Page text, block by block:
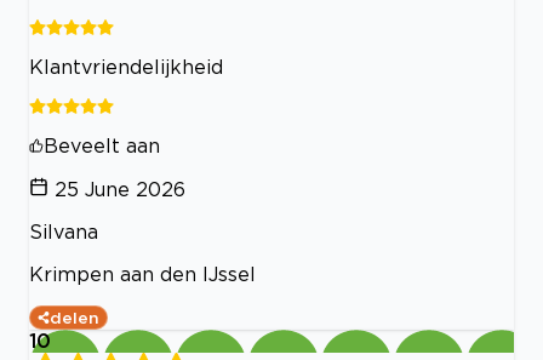
Klantvriendelijkheid
Beveelt aan
25 June 2026
Silvana
Krimpen aan den IJssel
delen
10